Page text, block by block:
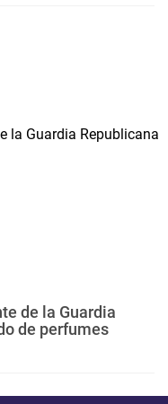
de la Guardia
de perfumes